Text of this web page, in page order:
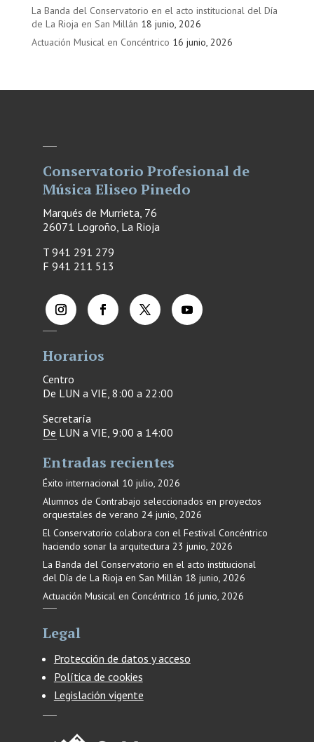
La Banda del Conservatorio en el acto institucional del Día
de La Rioja en San Millán 18 junio, 2026
Actuación Musical en Concéntrico 16 junio, 2026
Conservatorio Profesional de
Música Eliseo Pinedo
Marqués de Murrieta, 76
26071 Logroño, La Rioja
T 941 291 279
F 941 211 513
Horarios
Centro
De LUN a VIE, 8:00 a 22:00
Secretaría
De LUN a VIE, 9:00 a 14:00
Entradas recientes
Éxito internacional 10 julio, 2026
Alumnos de Contrabajo seleccionados en proyectos
orquestales de verano 24 junio, 2026
El Conservatorio colabora con el Festival Concéntrico
haciendo sonar la arquitectura 23 junio, 2026
La Banda del Conservatorio en el acto institucional
del Día de La Rioja en San Millán 18 junio, 2026
Actuación Musical en Concéntrico 16 junio, 2026
Legal
Protección de datos y acceso
Política de cookies
Legislación vigente